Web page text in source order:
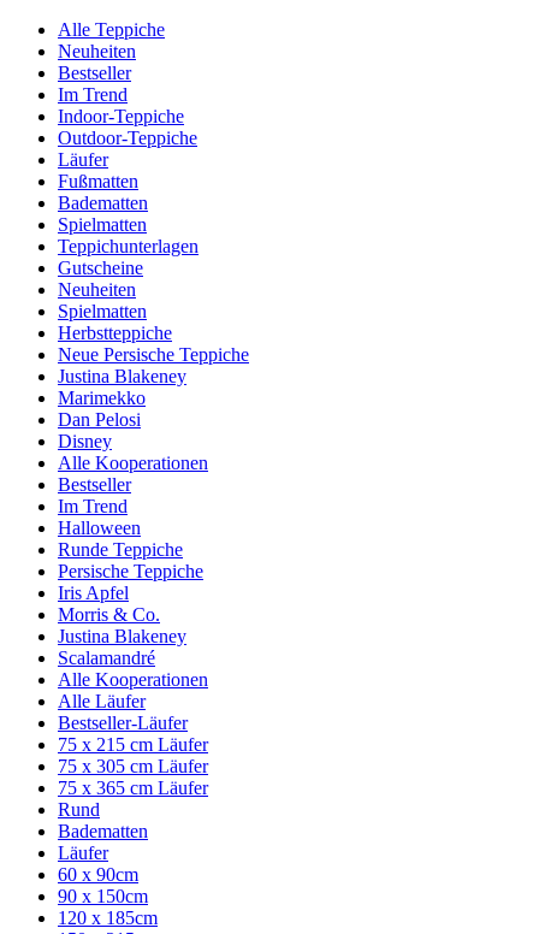
Alle Teppiche
Neuheiten
Bestseller
Im Trend
Indoor-Teppiche
Outdoor-Teppiche
Läufer
Fußmatten
Badematten
Spielmatten
Teppichunterlagen
Gutscheine
Neuheiten
Spielmatten
Herbstteppiche
Neue Persische Teppiche
Justina Blakeney
Marimekko
Dan Pelosi
Disney
Alle Kooperationen
Bestseller
Im Trend
Halloween
Runde Teppiche
Persische Teppiche
Iris Apfel
Morris & Co.
Justina Blakeney
Scalamandré
Alle Kooperationen
Alle Läufer
Bestseller-Läufer
75 x 215 cm Läufer
75 x 305 cm Läufer
75 x 365 cm Läufer
Rund
Badematten
Läufer
60 x 90cm
90 x 150cm
120 x 185cm